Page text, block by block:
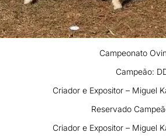
Campeonato
Campeão:
Criador e Expositor – Miguel
Reservado
Criador e Expositor – Miguel